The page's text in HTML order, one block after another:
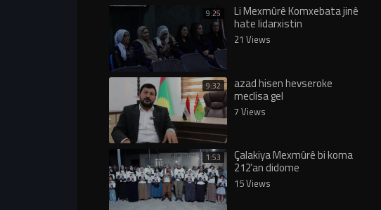
9:25 Li Mexmûrê Komxebata jinê
hate lidarxistin
21 Views
9:32 azad hisen hevseroke
meclisa gel
7 Views
1:53 Çalakiya Mexmûrê bi koma
212’an didome
15 Views